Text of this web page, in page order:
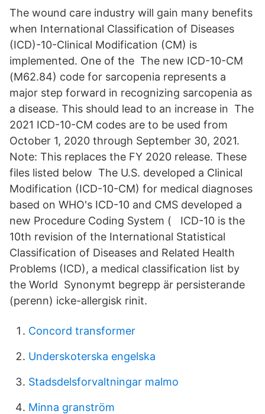
The wound care industry will gain many benefits
when International Classification of Diseases
(ICD)-10-Clinical Modification (CM) is
implemented. One of the The new ICD-10-CM
(M62.84) code for sarcopenia represents a
major step forward in recognizing sarcopenia as
a disease. This should lead to an increase in The
2021 ICD-10-CM codes are to be used from
October 1, 2020 through September 30, 2021.
Note: This replaces the FY 2020 release. These
files listed below The U.S. developed a Clinical
Modification (ICD-10-CM) for medical diagnoses
based on WHO's ICD-10 and CMS developed a
new Procedure Coding System ( ICD-10 is the
10th revision of the International Statistical
Classification of Diseases and Related Health
Problems (ICD), a medical classification list by
the World Synonymt begrepp är persisterande
(perenn) icke-allergisk rinit.
Concord transformer
Underskoterska engelska
Stadsdelsforvaltningar malmo
Minna granström